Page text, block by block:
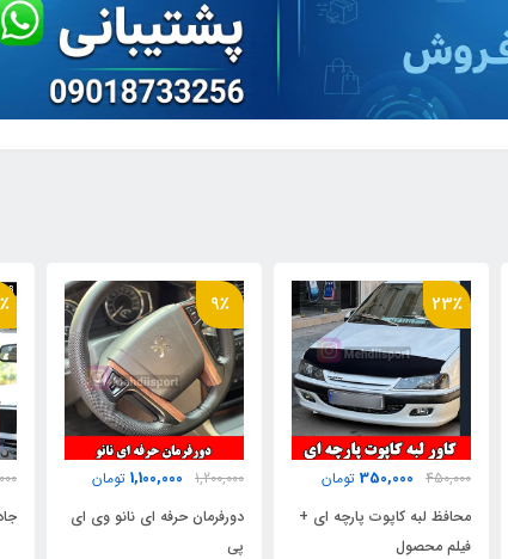
23٪
450,000
350,000 تومان
محافظ لبه کاپوت پارچه ای +
فیلم محصول
9٪
1,200,000
1,100,000 تومان
دورفرمان حرفه ای نانو وی ای
پی